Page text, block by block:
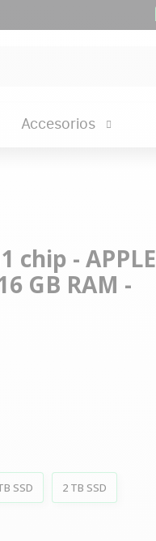
Accesorios
chip - APPLE
GB RAM -
SSD 2 TB SSD